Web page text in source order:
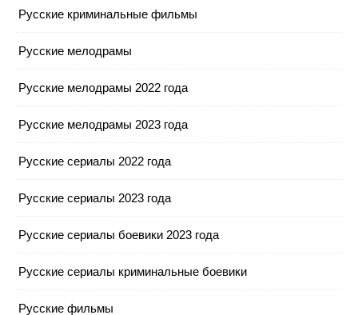
Русские криминальные фильмы
Русские мелодрамы
Русские мелодрамы 2022 года
Русские мелодрамы 2023 года
Русские сериалы 2022 года
Русские сериалы 2023 года
Русские сериалы боевики 2023 года
Русские сериалы криминальные боевики
Русские фильмы